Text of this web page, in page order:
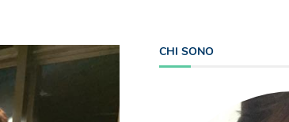
CHI SONO